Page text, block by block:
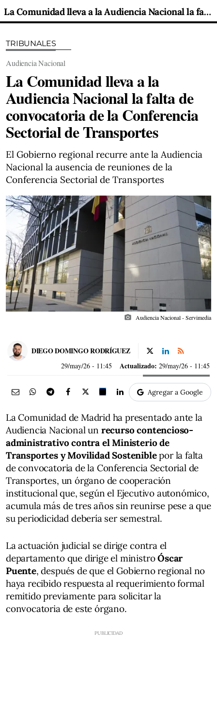
La Comunidad lleva a la Audiencia Nacional la falta de convocatoria de la Conferencia Sectorial de Transportes
TRIBUNALES
Audiencia Nacional
La Comunidad lleva a la
Audiencia Nacional la falta de
convocatoria de la Conferencia
Sectorial de Transportes
El Gobierno regional recurre ante la Audiencia
Nacional la ausencia de reuniones de la
Conferencia Sectorial de Transportes
photo_camera Audiencia Nacional - Servimedia
DIEGO DOMINGO RODRÍGUEZ
29/may/26 - 11:45 Actualizado: 29/may/26 - 11:45
Agregar a Google
La Comunidad de Madrid ha presentado ante la
Audiencia Nacional un recurso contencioso-
administrativo contra el Ministerio de
Transportes y Movilidad Sosteniblepor la falta
de convocatoria de la Conferencia Sectorial de
Transportes, un órgano de cooperación
institucional que, según el Ejecutivo autonómico,
acumula más de tres años sin reunirse pese a que
su periodicidad debería ser semestral.
La actuación judicial se dirige contra el
departamento que dirige el ministroÓscar
Puente, después de que el Gobierno regional no
haya recibido respuesta al requerimiento formal
remitido previamente para solicitar la
convocatoria de este órgano.